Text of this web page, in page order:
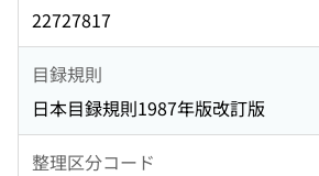
22727817
目録規則
日本目録規則1987年版改訂版
整理区分コード